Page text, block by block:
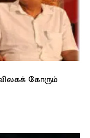
கோரும்